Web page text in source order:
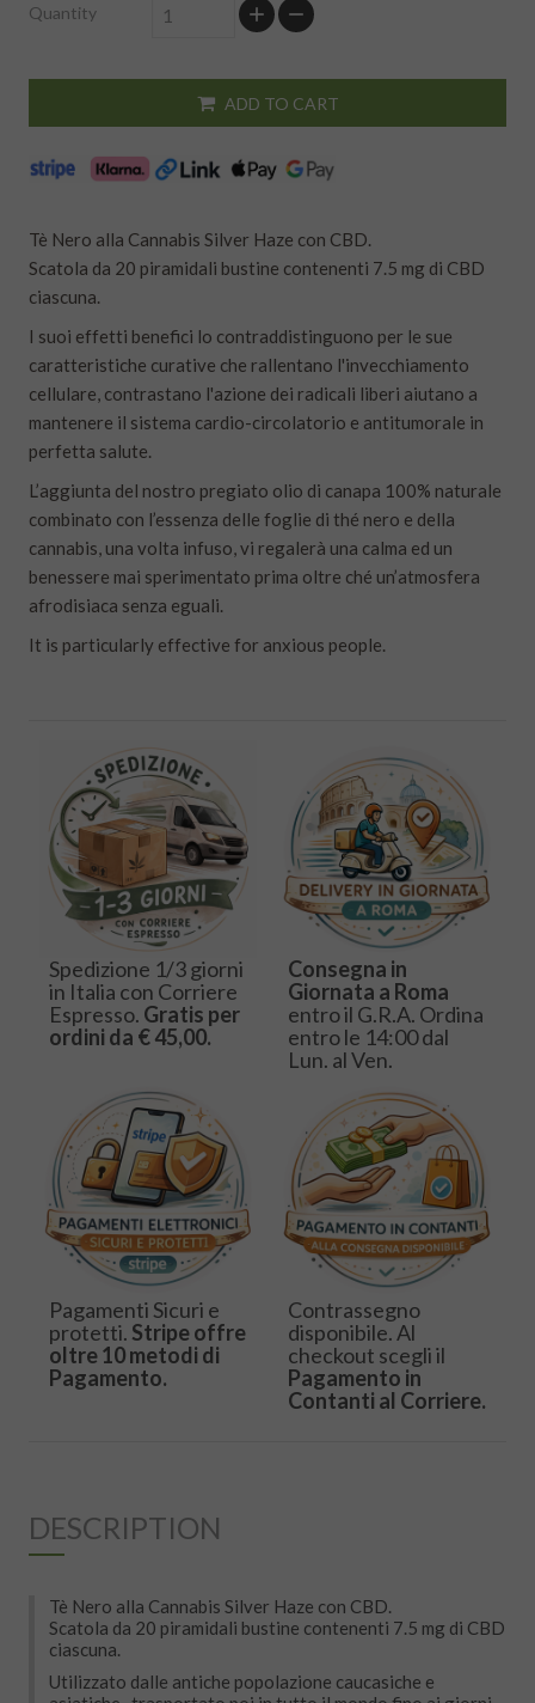
Quantity
ADD TO CART
Tè Nero alla Cannabis Silver Haze con CBD.
Scatola da 20 piramidali bustine contenenti 7.5 mg di CBD
ciascuna.
I suoi effetti benefici lo contraddistinguono per le sue
caratteristiche curative che rallentano l'invecchiamento
cellulare, contrastano l'azione dei radicali liberi aiutano a
mantenere il sistema cardio-circolatorio e antitumorale in
perfetta salute.
L’aggiunta del nostro pregiato olio di canapa 100% naturale
combinato con l’essenza delle foglie di thé nero e della
cannabis, una volta infuso, vi regalerà una calma ed un
benessere mai sperimentato prima oltre ché un’atmosfera
afrodisiaca senza eguali.
It is particularly effective for anxious people.
Spedizione 1/3 giorni
in Italia con Corriere
Espresso. Gratis per
ordini da € 45,00.
Consegna in
Giornata a Roma
entro il G.R.A. Ordina
entro le 14:00 dal
Lun. al Ven.
Pagamenti Sicuri e
protetti. Stripe offre
oltre 10 metodi di
Pagamento.
Contrassegno
disponibile. Al
checkout scegli il
Pagamento in
Contanti al Corriere.
DESCRIPTION
Tè Nero alla Cannabis Silver Haze con CBD.
Scatola da 20 piramidali bustine contenenti 7.5 mg di CBD
ciascuna.
Utilizzato dalle antiche popolazione caucasiche e